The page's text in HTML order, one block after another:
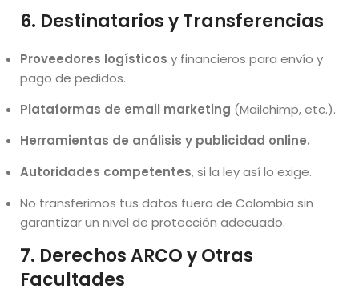
6. Destinatarios y Transferencias
Proveedores logísticos y financieros para envío y
pago de pedidos.
Plataformas de email marketing (Mailchimp, etc.).
Herramientas de análisis y publicidad online.
Autoridades competentes, si la ley así lo exige.
No transferimos tus datos fuera de Colombia sin
garantizar un nivel de protección adecuado.
7. Derechos ARCO y Otras
Facultades